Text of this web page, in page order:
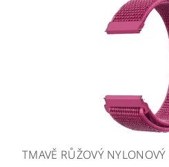
TMAVĚ RŮŽOVÝ